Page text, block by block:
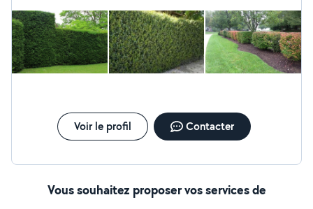
Voir le profil Contacter
Vous souhaitez proposer vos services de